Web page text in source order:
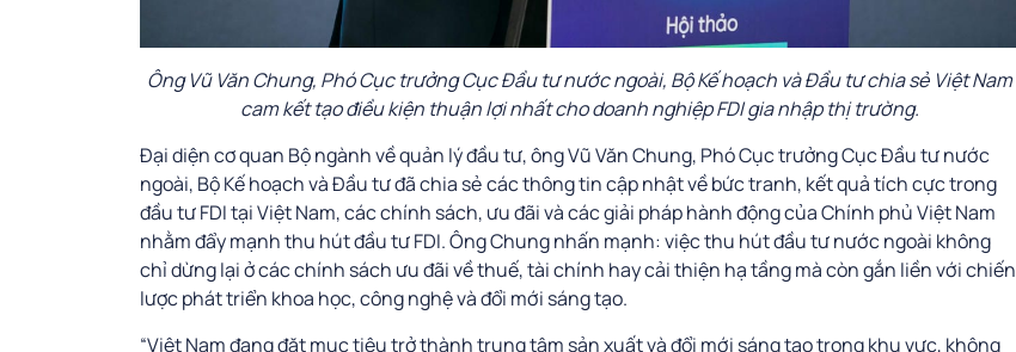
Ông Vũ Văn Chung, Phó Cục trưởng Cục Đầu tư nước ngoài, Bộ Kế hoạch và Đầu tư chia sẻ Việt Nam
cam kết tạo điều kiện thuận lợi nhất cho doanh nghiệp FDI gia nhập thị trường.
Đại diện cơ quan Bộ ngành về quản lý đầu tư, ông Vũ Văn Chung, Phó Cục trưởng Cục Đầu tư nước
ngoài, Bộ Kế hoạch và Đầu tư đã chia sẻ các thông tin cập nhật về bức tranh, kết quả tích cực trong
đầu tư FDI tại Việt Nam, các chính sách, ưu đãi và các giải pháp hành động của Chính phủ Việt Nam
nhằm đẩy mạnh thu hút đầu tư FDI. Ông Chung nhấn mạnh: việc thu hút đầu tư nước ngoài không
chỉ dừng lại ở các chính sách ưu đãi về thuế, tài chính hay cải thiện hạ tầng mà còn gắn liền với chiến
lược phát triển khoa học, công nghệ và đổi mới sáng tạo.
“Việt Nam đang đặt mục tiêu trở thành trung tâm sản xuất và đổi mới sáng tạo trong khu vực, không